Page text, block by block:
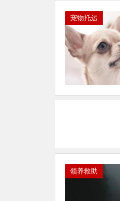
宠物托运
领养救助